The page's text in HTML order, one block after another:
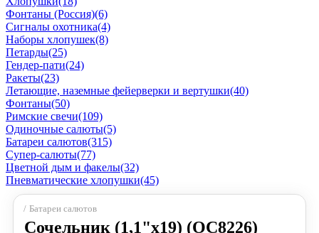
Фонтаны (Россия)(6)
Сигналы охотника(4)
Наборы хлопушек(8)
Петарды(25)
Гендер-пати(24)
Ракеты(23)
Летающие, наземные фейерверки и вертушки(40)
Фонтаны(50)
Римские свечи(109)
Одиночные салюты(5)
Батареи салютов(315)
Супер-салюты(77)
Цветной дым и факелы(32)
Пневматические хлопушки(45)
Батареи салютов
Сочельник (1,1"х19) (ОС8226)